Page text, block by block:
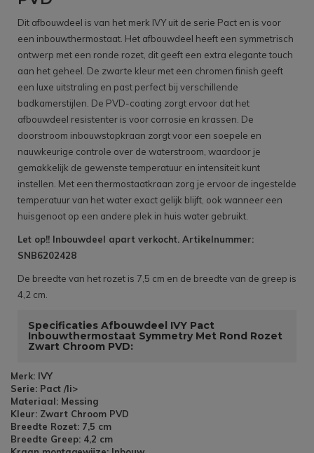
Dit afbouwdeel is van het merk IVY uit de serie Pact en is voor
een inbouwthermostaat. Het afbouwdeel heeft een symmetrisch
ontwerp met een ronde rozet, dit geeft een extra elegante touch
aan het geheel. De zwarte kleur met een chromen finish geeft
een luxe uitstraling en past perfect bij verschillende
badkamerstijlen. De PVD-coating zorgt ervoor dat het
afbouwdeel resistenter is voor corrosie en krassen. De
doorstroom inbouwstopkraan zorgt voor een soepele en
nauwkeurige controle over de waterstroom, waardoor je
gemakkelijk de gewenste temperatuur en intensiteit kunt
instellen. Met een thermostaatkraan zorg je ervoor de ingestelde
temperatuur van het water exact gelijk blijft, ook wanneer een
huisgenoot op een andere plek in huis water gebruikt.
Let op!! Inbouwdeel apart verkocht. Artikelnummer:
SNB6202428
De breedte van het rozet is 7,5 cm en de breedte van de greep is
4,2 cm.
Specificaties Afbouwdeel IVY Pact
Inbouwthermostaat Symmetry Met Rond Rozet
Zwart Chroom PVD:
Merk: IVY
Serie: Pact /li>
Materiaal: Messing
Kleur: Zwart Chroom PVD
Breedte Rozet: 7,5 cm
Breedte Greep: 4,2 cm